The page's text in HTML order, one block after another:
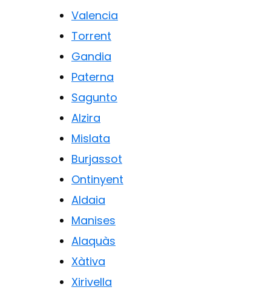
Valencia
Torrent
Gandia
Paterna
Sagunto
Alzira
Mislata
Burjassot
Ontinyent
Aldaia
Manises
Alaquàs
Xàtiva
Xirivella